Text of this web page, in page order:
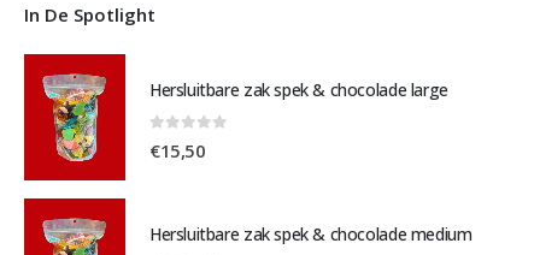
In De Spotlight
Hersluitbare zak spek & chocolade large
€15,50
Hersluitbare zak spek & chocolade medium